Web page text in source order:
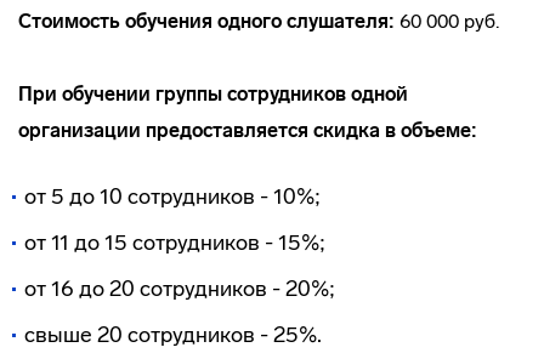
Стоимость обучения одного слушателя: 60 000 руб.
При обучении группы сотрудников одной
организации предоставляется скидка в объеме:
от 5 до 10 сотрудников - 10%;
от 11 до 15 сотрудников - 15%;
от 16 до 20 сотрудников - 20%;
свыше 20 сотрудников - 25%.